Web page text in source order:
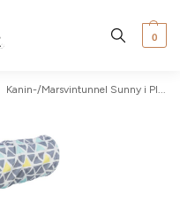
0
Kanin-/Marsvintunnel Sunny i Plysj ø19x70cm